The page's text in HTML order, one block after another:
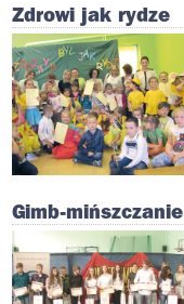
Zdrowi jak rydze
Gimb-mińszczanie